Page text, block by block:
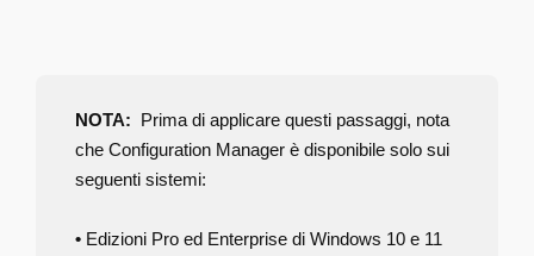
NOTA: Prima di applicare questi passaggi, nota
che Configuration Manager è disponibile solo sui
seguenti sistemi:
• Edizioni Pro ed Enterprise di Windows 10 e 11